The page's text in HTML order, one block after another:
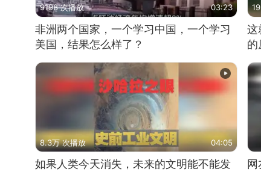
9198 次播放 03:23
非洲两个国家，一个学习中国，一个学习
美国，结果怎么样了？
这
的
8.3万 次播放 04:05
如果人类今天消失，未来的文明能不能发